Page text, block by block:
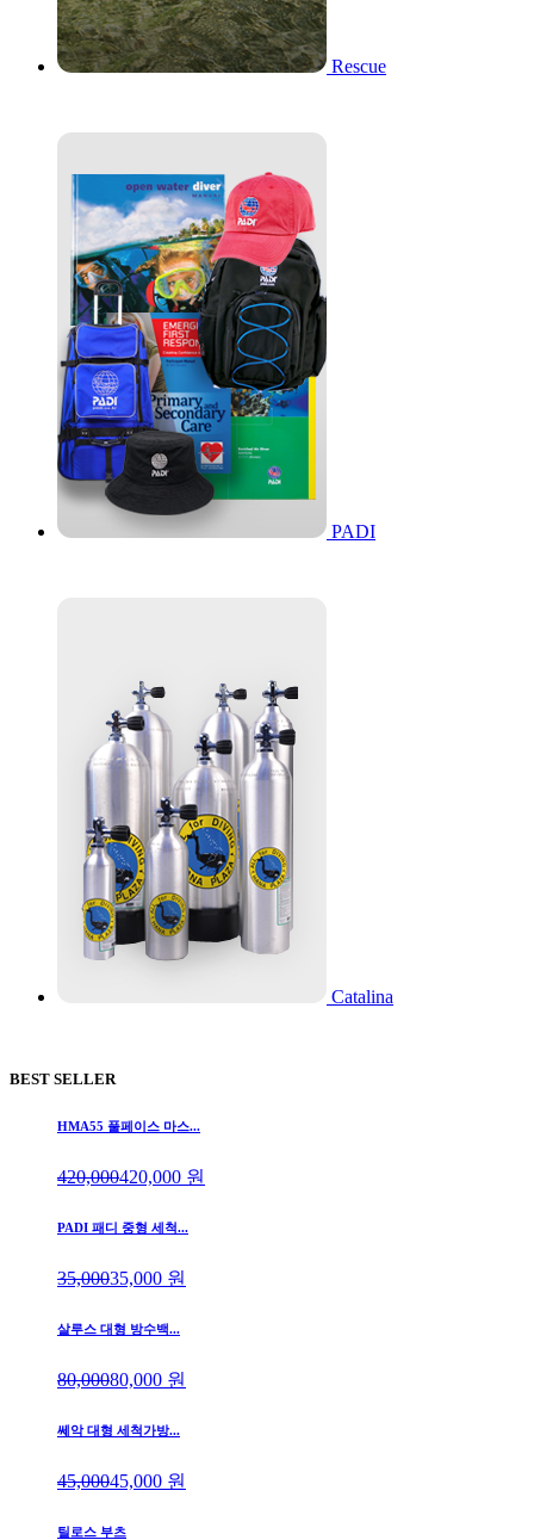
Rescue
PADI
Catalina
BEST SELLER
HMA55 풀페이스 마스...
420,000420,000 원
PADI 패디 중형 세척...
35,00035,000 원
살루스 대형 방수백...
80,00080,000 원
쎄악 대형 세척가방...
45,00045,000 원
틸로스 부츠